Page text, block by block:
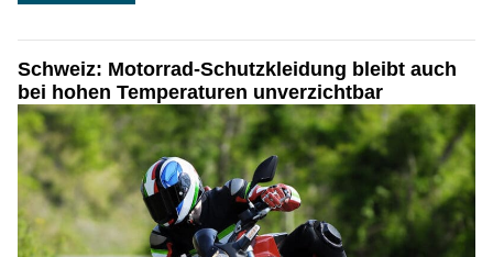
Schweiz: Motorrad-Schutzkleidung bleibt auch
bei hohen Temperaturen unverzichtbar